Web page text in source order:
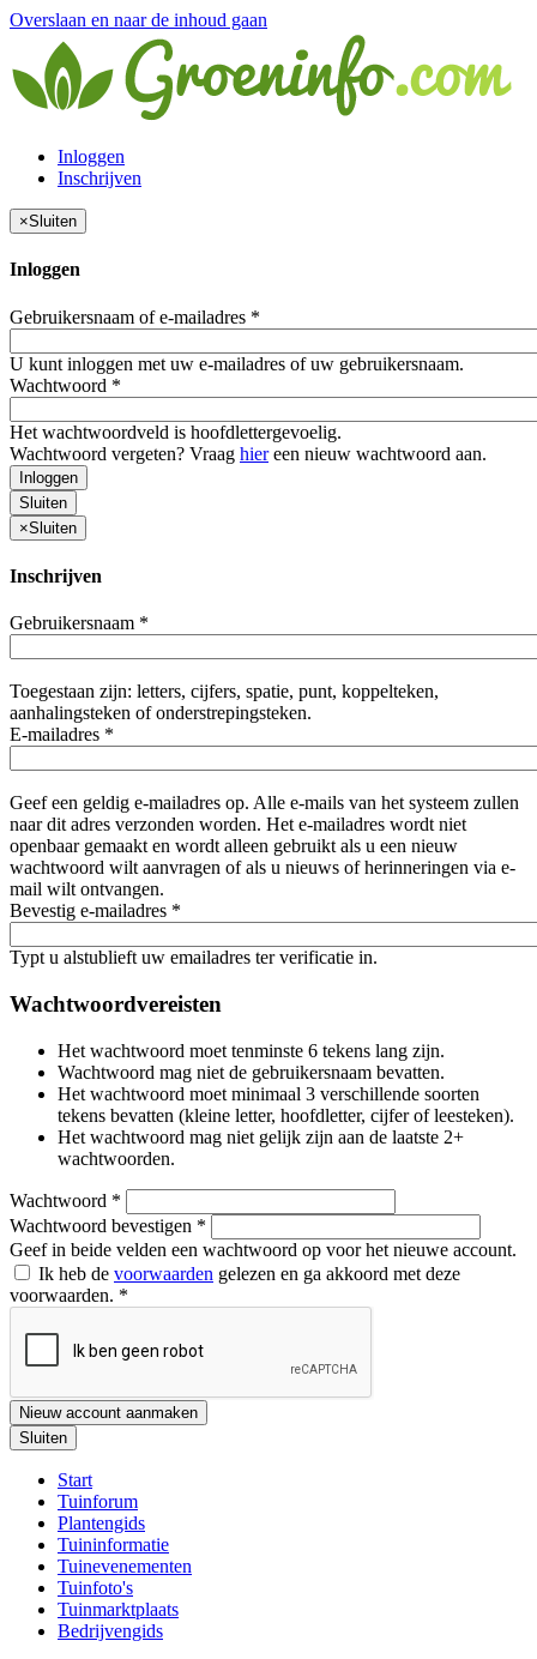
Overslaan en naar de inhoud gaan
Inloggen
Inschrijven
×Sluiten
Inloggen
Gebruikersnaam of e-mailadres *
U kunt inloggen met uw e-mailadres of uw gebruikersnaam.
Wachtwoord *
Het wachtwoordveld is hoofdlettergevoelig.
Wachtwoord vergeten? Vraag hiereen nieuw wachtwoord aan.
Inloggen
Sluiten
×Sluiten
Inschrijven
Gebruikersnaam *
Toegestaan zijn: letters, cijfers, spatie, punt, koppelteken,
aanhalingsteken of onderstrepingsteken.
E-mailadres *
Geef een geldig e-mailadres op. Alle e-mails van het systeem zullen
naar dit adres verzonden worden. Het e-mailadres wordt niet
openbaar gemaakt en wordt alleen gebruikt als u een nieuw
wachtwoord wilt aanvragen of als u nieuws of herinneringen via e-
mail wilt ontvangen.
Bevestig e-mailadres *
Typt u alstublieft uw emailadres ter verificatie in.
Wachtwoordvereisten
Het wachtwoord moet tenminste 6 tekens lang zijn.
Wachtwoord mag niet de gebruikersnaam bevatten.
Het wachtwoord moet minimaal 3 verschillende soorten
tekens bevatten (kleine letter, hoofdletter, cijfer of leesteken).
Het wachtwoord mag niet gelijk zijn aan de laatste 2+
wachtwoorden.
Wachtwoord *
Wachtwoord bevestigen *
Geef in beide velden een wachtwoord op voor het nieuwe account.
Ik heb de voorwaarden gelezen en ga akkoord met deze
voorwaarden. *
Nieuw account aanmaken
Sluiten
Start
Tuinforum
Plantengids
Tuininformatie
Tuinevenementen
Tuinfoto's
Tuinmarktplaats
Bedrijvengids